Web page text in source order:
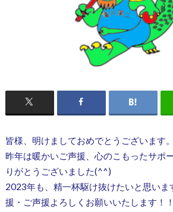
皆様、明けましておめでとうございます。
昨年は暖かいご声援、心のこもったサポ
りがとうございました(^^)
2023年も、精一杯駆け抜けたいと思いま
援・ご声援よろしくお願いいたします！！